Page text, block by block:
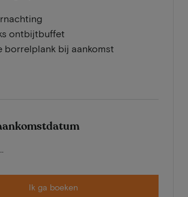
ontbijtbuffet
borrelplank bij aankomst
Ik ga boeken